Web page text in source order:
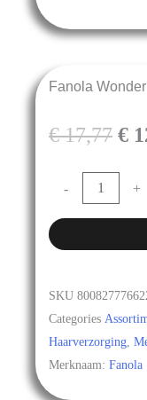
Fanola
€17,77 €
- +
SKU
Categories
Haarverzorging,
Merknaam: Fanola